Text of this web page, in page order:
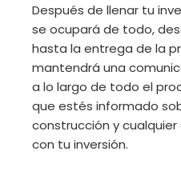
Después de llenar tu
se ocupará de todo,
hasta la entrega de la
mantendrá una
a lo largo de todo el
que estés informado
construcción y
con tu inversión.